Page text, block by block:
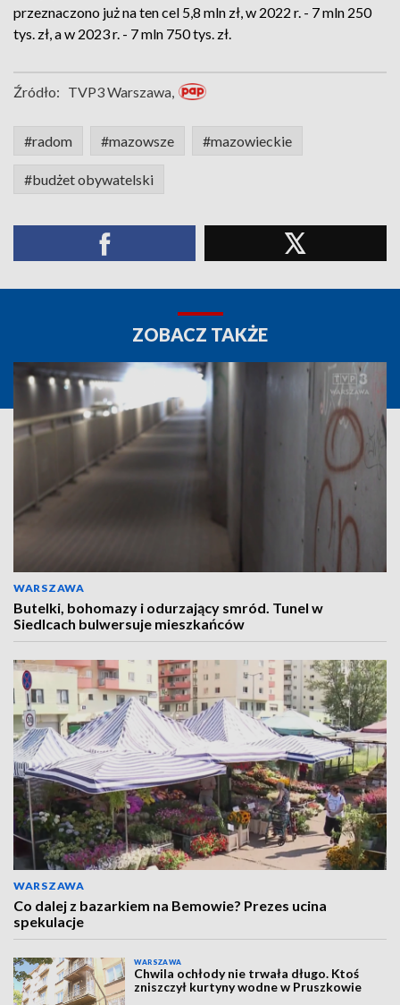
przeznaczono już na ten cel 5,8 mln zł, w 2022 r. - 7 mln 250
tys. zł, a w 2023 r. - 7 mln 750 tys. zł.
Źródło: TVP3 Warszawa,
#radom #mazowsze #mazowieckie
#budżet obywatelski
ZOBACZ TAKŻE
WARSZAWA
Butelki, bohomazy i odurzający smród. Tunel w
Siedlcach bulwersuje mieszkańców
WARSZAWA
Co dalej z bazarkiem na Bemowie? Prezes ucina
spekulacje
WARSZAWA
Chwila ochłody nie trwała długo. Ktoś
zniszczył kurtyny wodne w Pruszkowie